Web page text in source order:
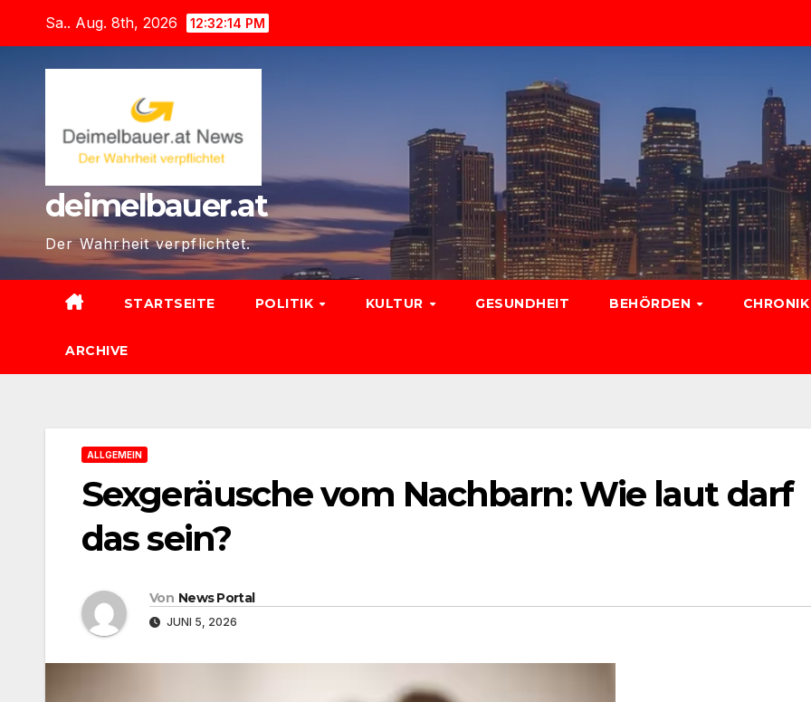
springen
Sa.. Aug. 8th, 2026 12:32:15 PM
deimelbauer.at
Der Wahrheit verpflichtet.
STARTSEITE POLITIK KULTUR GESUNDHEIT BEHÖRDEN CHRONIK
ARCHIVE
ALLGEMEIN
Sexgeräusche vom Nachbarn: Wie laut darf
das sein?
Von News Portal
JUNI 5, 2026